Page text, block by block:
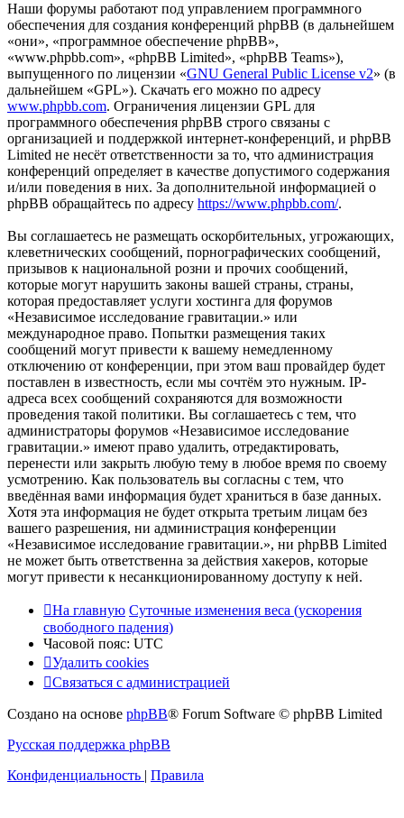
Наши форумы работают под управлением программного
обеспечения для создания конференций phpBB (в дальнейшем
«они», «программное обеспечение phpBB»,
«www.phpbb.com», «phpBB Limited», «phpBB Teams»),
выпущенного по лицензии «GNU General Public License v2» (в
дальнейшем «GPL»). Скачать его можно по адресу
www.phpbb.com. Ограничения лицензии GPL для
программного обеспечения phpBB строго связаны с
организацией и поддержкой интернет-конференций, и phpBB
Limited не несёт ответственности за то, что администрация
конференций определяет в качестве допустимого содержания
и/или поведения в них. За дополнительной информацией о
phpBB обращайтесь по адресу https://www.phpbb.com/.
Вы соглашаетесь не размещать оскорбительных, угрожающих,
клеветнических сообщений, порнографических сообщений,
призывов к национальной розни и прочих сообщений,
которые могут нарушить законы вашей страны, страны,
которая предоставляет услуги хостинга для форумов
«Независимое исследование гравитации.» или
международное право. Попытки размещения таких
сообщений могут привести к вашему немедленному
отключению от конференции, при этом ваш провайдер будет
поставлен в известность, если мы сочтём это нужным. IP-
адреса всех сообщений сохраняются для возможности
проведения такой политики. Вы соглашаетесь с тем, что
администраторы форумов «Независимое исследование
гравитации.» имеют право удалить, отредактировать,
перенести или закрыть любую тему в любое время по своему
усмотрению. Как пользователь вы согласны с тем, что
введённая вами информация будет храниться в базе данных.
Хотя эта информация не будет открыта третьим лицам без
вашего разрешения, ни администрация конференции
«Независимое исследование гравитации.», ни phpBB Limited
не может быть ответственна за действия хакеров, которые
могут привести к несанкционированному доступу к ней.
На главную Суточные изменения веса (ускорения
свободного падения)
Часовой пояс: UTC
Удалить cookies
Связаться с администрацией
Создано на основе phpBB® Forum Software © phpBB Limited
Русская поддержка phpBB
Конфиденциальность | Правила